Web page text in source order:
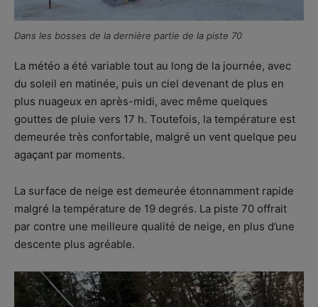
Dans les bosses de la dernière partie de la piste 70
La météo a été variable tout au long de la journée, avec
du soleil en matinée, puis un ciel devenant de plus en
plus nuageux en après-midi, avec même quelques
gouttes de pluie vers 17 h. Toutefois, la température est
demeurée très confortable, malgré un vent quelque peu
agaçant par moments.
La surface de neige est demeurée étonnamment rapide
malgré la température de 19 degrés. La piste 70 offrait
par contre une meilleure qualité de neige, en plus d’une
descente plus agréable.